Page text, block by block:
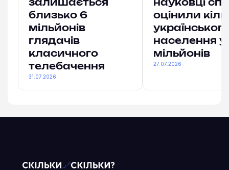
залишається
близько 6
мільйонів
глядачів
класичного
телебачення
31.07.2026
науковці
оцінили
населення у
мільйонів
27.07.2026